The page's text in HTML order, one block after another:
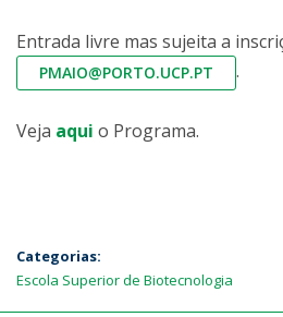
Entrada livre mas sujeita a
PMAIO@PORTO.UCP.PT .
Veja aqui o Programa.
Categorias:
Escola Superior de Biotecnologia